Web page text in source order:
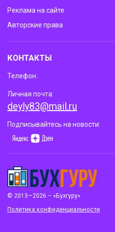
© 2013—2026 – «Бухгуру»
Политика конфиденциальности
Реклама на сайте
Авторские права
КОНТАКТЫ
Телефон:
Личная почта:
deyly83@mail.ru
Подписывайтесь на новости: